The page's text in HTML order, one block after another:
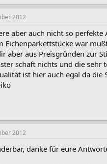
2012
aber auch nicht so
Eichenparkettstücke war
aber aus Preisgründen zur
schaft nichts und die sehr
ist hier auch egal da
2012
danke für eure